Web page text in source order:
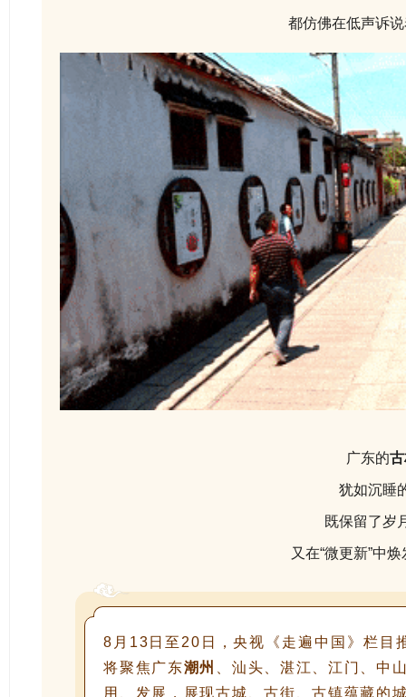
都仿佛在低声诉
广东的
犹如沉睡
既保留了岁
又在“微更新”中
8月13日至20日，央视《走遍中国》栏目
将聚焦广东潮州
、汕头、湛江、江门、中
用、发展，展现古城、古街、古镇蕴藏的